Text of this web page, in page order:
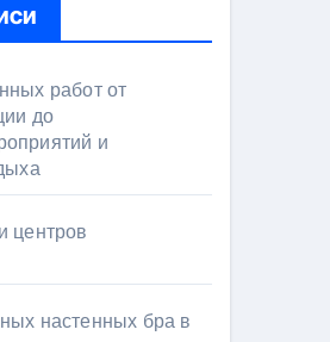
работ от
до
и
центров
настенных бра в